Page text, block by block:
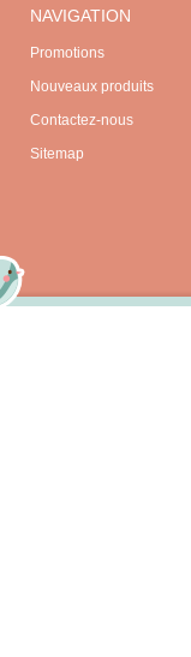
NAVIGATION
Promotions
Nouveaux produits
Contactez-nous
Sitemap